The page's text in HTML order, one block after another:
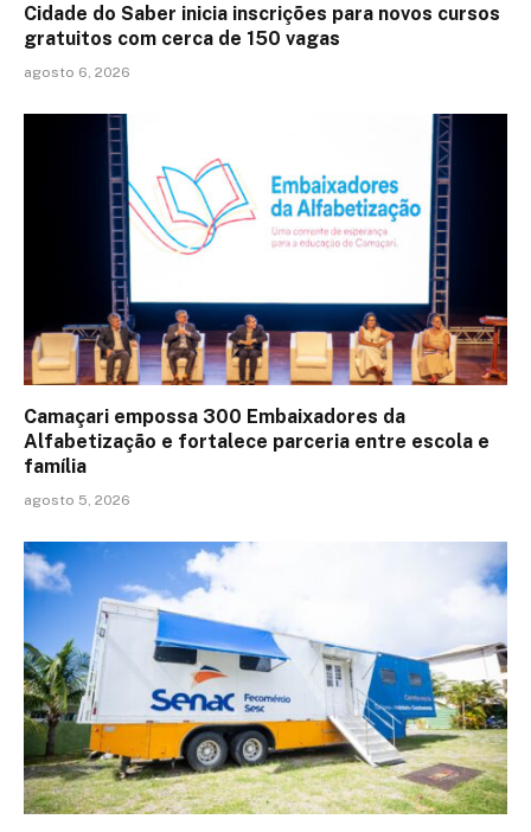
Cidade do Saber inicia inscrições para novos cursos
gratuitos com cerca de 150 vagas
agosto 6, 2026
Camaçari empossa 300 Embaixadores da
Alfabetização e fortalece parceria entre escola e
família
agosto 5, 2026